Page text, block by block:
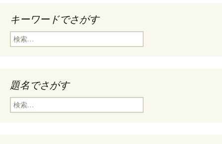
キーワードでさがす
検
索
題名でさがす
検
索